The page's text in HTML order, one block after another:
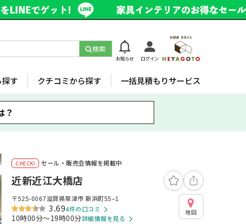
検索
お知らせ ログイン
す クチコミから探す 一括見積もりサービス
？
セール・販売会情報を掲載中
近新近江大橋店
〒525-0067滋賀県草津市 新浜町55–1
3.694件の口コミ
10時00分～19時00分詳細情報を見る
地図